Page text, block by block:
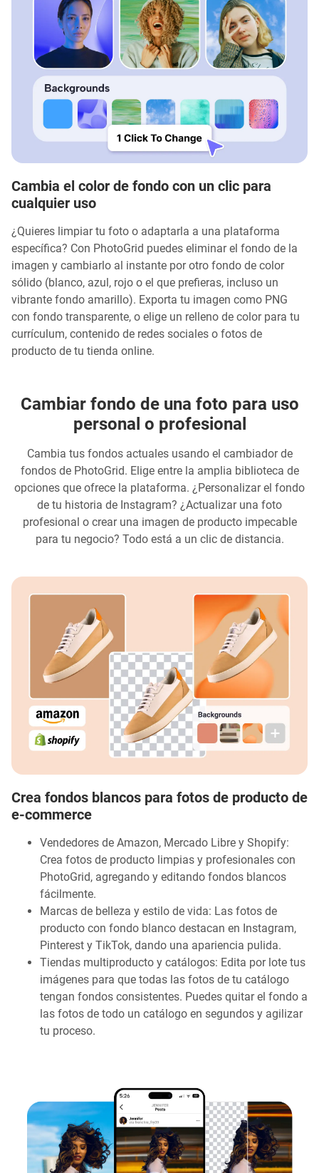
Cambia el color de fondo con un clic para
cualquier uso
¿Quieres limpiar tu foto o adaptarla a una plataforma
específica? Con PhotoGrid puedes eliminar el fondo de la
imagen y cambiarlo al instante por otro fondo de color
sólido (blanco, azul, rojo o el que prefieras, incluso un
vibrante fondo amarillo). Exporta tu imagen como PNG
con fondo transparente, o elige un relleno de color para tu
currículum, contenido de redes sociales o fotos de
producto de tu tienda online.
Cambiar fondo de una foto para uso
personal o profesional
Cambia tus fondos actuales usando el cambiador de
fondos de PhotoGrid. Elige entre la amplia biblioteca de
opciones que ofrece la plataforma. ¿Personalizar el fondo
de tu historia de Instagram? ¿Actualizar una foto
profesional o crear una imagen de producto impecable
para tu negocio? Todo está a un clic de distancia.
Crea fondos blancos para fotos de producto de
e‑commerce
Vendedores de Amazon, Mercado Libre y Shopify:
Crea fotos de producto limpias y profesionales con
PhotoGrid, agregando y editando fondos blancos
fácilmente.
Marcas de belleza y estilo de vida: Las fotos de
producto con fondo blanco destacan en Instagram,
Pinterest y TikTok, dando una apariencia pulida.
Tiendas multiproducto y catálogos: Edita por lote tus
imágenes para que todas las fotos de tu catálogo
tengan fondos consistentes. Puedes quitar el fondo a
las fotos de todo un catálogo en segundos y agilizar
tu proceso.